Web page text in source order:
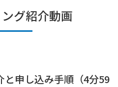
グ紹介動画
申し込み手順（4分59